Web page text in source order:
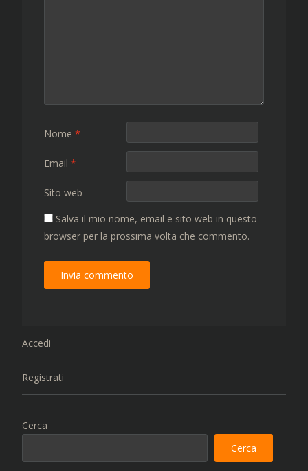
Nome *
Email *
Sito web
Salva il mio nome, email e sito web in questo
browser per la prossima volta che commento.
Accedi
Registrati
Cerca
Cerca